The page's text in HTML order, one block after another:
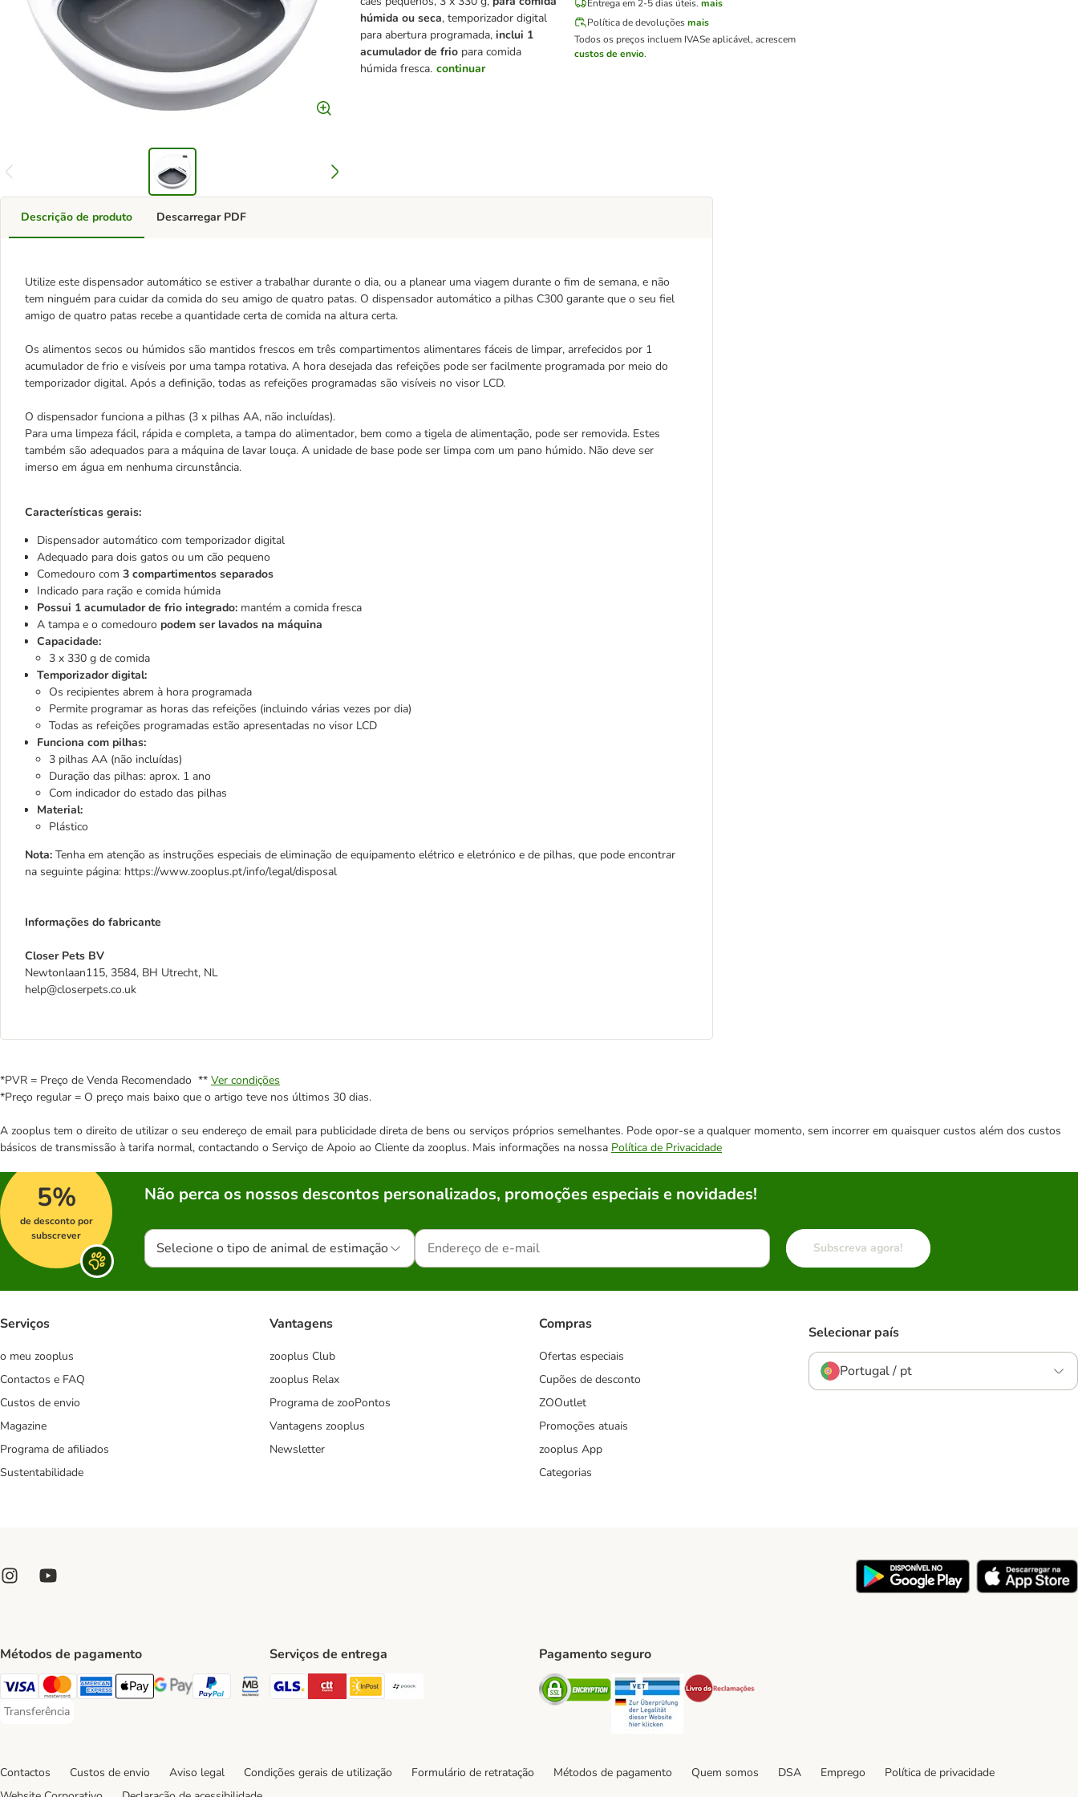
húmida ou seca, temporizador digital
para abertura programada,inclui 1
acumulador de frio para comida
húmida fresca. continuar
Entrega em 2-5 dias úteis. mais
Política de devoluções mais
Todos os preços incluem IVASe aplicável, acrescem
custos de envio.
Descrição de produto
Utilize este dispensador automático se estiver a trabalhar durante o dia, ou a planear uma viagem durante o fim de semana, e não
tem ninguém para cuidar da comida do seu amigo de quatro patas. O dispensador automático a pilhas C300 garante que o seu fiel
amigo de quatro patas recebe a quantidade certa de comida na altura certa.
Os alimentos secos ou húmidos são mantidos frescos em três compartimentos alimentares fáceis de limpar, arrefecidos por 1
acumulador de frio e visíveis por uma tampa rotativa. A hora desejada das refeições pode ser facilmente programada por meio do
temporizador digital. Após a definição, todas as refeições programadas são visíveis no visor LCD.
O dispensador funciona a pilhas (3 x pilhas AA, não incluídas).
Para uma limpeza fácil, rápida e completa, a tampa do alimentador, bem como a tigela de alimentação, pode ser removida. Estes
também são adequados para a máquina de lavar louça. A unidade de base pode ser limpa com um pano húmido. Não deve ser
imerso em água em nenhuma circunstância.
Características gerais:
Dispensador automático com temporizador digital
Adequado para dois gatos ou um cão pequeno
Comedouro com 3 compartimentos separados
Indicado para ração e comida húmida
Possui 1 acumulador de frio integrado: mantém a comida fresca
A tampa e o comedouro podem ser lavados na máquina
Capacidade:
3 x 330 g de comida
Temporizador digital:
Os recipientes abrem à hora programada
Permite programar as horas das refeições (incluindo várias vezes por dia)
Todas as refeições programadas estão apresentadas no visor LCD
Funciona com pilhas:
3 pilhas AA (não incluídas)
Duração das pilhas: aprox. 1 ano
Com indicador do estado das pilhas
Material:
Plástico
Nota: Tenha em atenção as instruções especiais de eliminação de equipamento elétrico e eletrónico e de pilhas, que pode encontrar
na seguinte página: https://www.zooplus.pt/info/legal/disposal
Informações do fabricante
Closer Pets BV
Newtonlaan115, 3584, BH Utrecht, NL
help@closerpets.co.uk
Descarregar PDF
*PVR = Preço de Venda Recomendado ** Ver condições
*Preço regular = O preço mais baixo que o artigo teve nos últimos 30 dias.
A zooplus tem o direito de utilizar o seu endereço de email para publicidade direta de bens ou serviços próprios semelhantes. Pode opor-se a qualquer momento, sem incorrer em quaisquer custos além dos custos
básicos de transmissão à tarifa normal, contactando o Serviço de Apoio ao Cliente da zooplus. Mais informações na nossa Política de Privacidade
5%
de desconto por
subscrever
Não perca os nossos descontos personalizados, promoções especiais e novidades!
Selecione o tipo de animal de estimação Subscreva agora!
Serviços
o meu zooplus
Contactos e FAQ
Custos de envio
Magazine
Programa de afiliados
Sustentabilidade
Vantagens
zooplus Club
zooplus Relax
Programa de zooPontos
Vantagens zooplus
Newsletter
Compras
Ofertas especiais
Cupões de desconto
ZOOutlet
Promoções atuais
zooplus App
Categorias
Selecionar país
Portugal / pt
Métodos de pagamento
Visa Payment Method
Mastercard Payment Method
American Express Payment Method
Apple Pay Payment Method
Google Pay Payment Method
PayPal Payment Method
Multibanco Payment Method
Transferência
Transferência Payment Method
Serviços de entrega
GLS Shipping Method
CTTExpress Shipping Method
InPost Shipping Method
Paack Shipping Method
Pagamento seguro
Security Security
Contactos Custos de envio Aviso legal Condições gerais de utilização Formulário de retratação Métodos de pagamento Quem somos DSA Emprego
Política de privacidade